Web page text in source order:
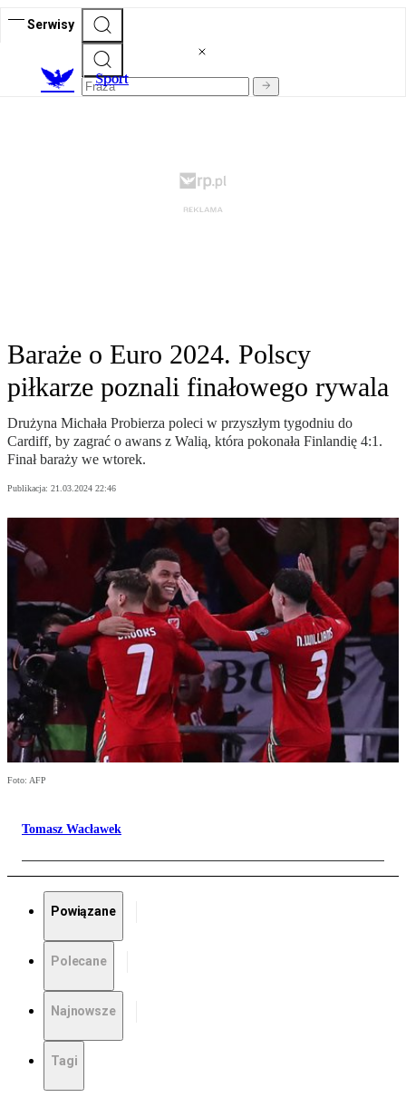
Serwisy
Sport
Baraże o Euro 2024. Polscy
piłkarze poznali finałowego rywala
Drużyna Michała Probierza poleci w przyszłym tygodniu do
Cardiff, by zagrać o awans z Walią, która pokonała Finlandię 4:1.
Finał baraży we wtorek.
Publikacja: 21.03.2024 22:46
Foto: AFP
Tomasz Wacławek
Powiązane
Polecane
Najnowsze
Tagi